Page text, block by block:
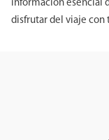
información esencial
disfrutar del viaje con